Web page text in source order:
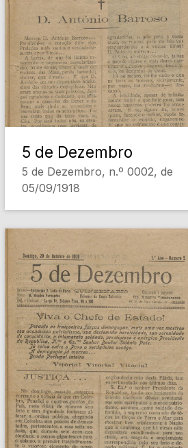
5 de Dezembro
5 de Dezembro, n.º 0002, de
05/09/1918